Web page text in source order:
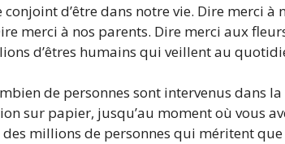
d’être dans notre vie. Dire merci
merci à nos parents. Dire merci aux
d’êtres humains qui veillent au
de personnes sont intervenus dans
sur papier, jusqu’au moment où vous
millions de personnes qui méritent